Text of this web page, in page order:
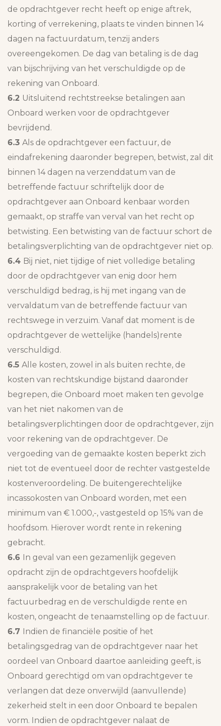
de opdrachtgever recht heeft op enige aftrek,
korting of verrekening, plaats te vinden binnen 14
dagen na factuurdatum, tenzij anders
overeengekomen. De dag van betaling is de dag
van bijschrijving van het verschuldigde op de
rekening van Onboard.
6.2 Uitsluitend rechtstreekse betalingen aan
Onboard werken voor de opdrachtgever
bevrijdend.
6.3 Als de opdrachtgever een factuur, de
eindafrekening daaronder begrepen, betwist, zal dit
binnen 14 dagen na verzenddatum van de
betreffende factuur schriftelijk door de
opdrachtgever aan Onboard kenbaar worden
gemaakt, op straffe van verval van het recht op
betwisting. Een betwisting van de factuur schort de
betalingsverplichting van de opdrachtgever niet op.
6.4 Bij niet, niet tijdige of niet volledige betaling
door de opdrachtgever van enig door hem
verschuldigd bedrag, is hij met ingang van de
vervaldatum van de betreffende factuur van
rechtswege in verzuim. Vanaf dat moment is de
opdrachtgever de wettelijke (handels)rente
verschuldigd.
6.5 Alle kosten, zowel in als buiten rechte, de
kosten van rechtskundige bijstand daaronder
begrepen, die Onboard moet maken ten gevolge
van het niet nakomen van de
betalingsverplichtingen door de opdrachtgever, zijn
voor rekening van de opdrachtgever. De
vergoeding van de gemaakte kosten beperkt zich
niet tot de eventueel door de rechter vastgestelde
kostenveroordeling. De buitengerechtelijke
incassokosten van Onboard worden, met een
minimum van € 1.000,-, vastgesteld op 15% van de
hoofdsom. Hierover wordt rente in rekening
gebracht.
6.6
In geval van een gezamenlijk gegeven
opdracht zijn de opdrachtgevers hoofdelijk
aansprakelijk voor de betaling van het
factuurbedrag en de verschuldigde rente en
kosten, ongeacht de tenaamstelling op de factuur.
6.7
Indien de financiële positie of het
betalingsgedrag van de opdrachtgever naar het
oordeel van Onboard daartoe aanleiding geeft, is
Onboard gerechtigd om van opdrachtgever te
verlangen dat deze onverwijld (aanvullende)
zekerheid stelt in een door Onboard te bepalen
vorm. Indien de opdrachtgever nalaat de